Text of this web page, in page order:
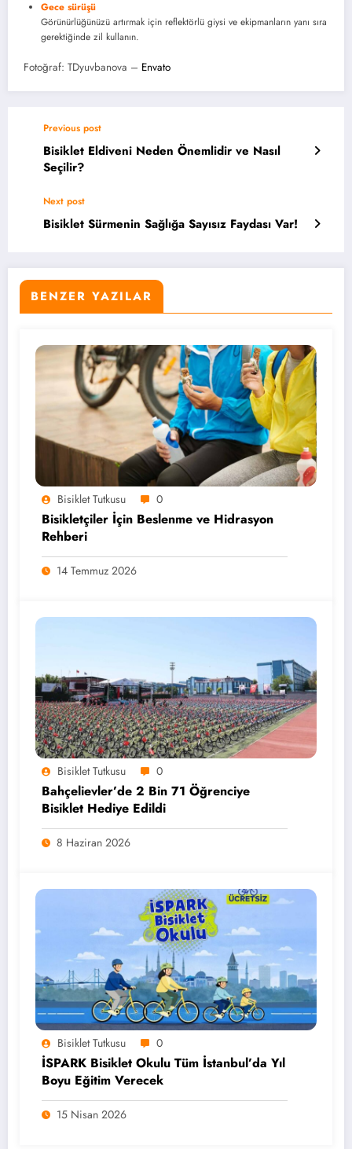
Gece sürüşü
Görünürlüğünüzü artırmak için reflektörlü giysi ve ekipmanların yanı sıra
gerektiğinde zil kullanın.
Fotoğraf: TDyuvbanova – Envato
Previous post
Bisiklet Eldiveni Neden Önemlidir ve Nasıl
Seçilir?
Next post
Bisiklet Sürmenin Sağlığa Sayısız Faydası Var!
BENZER YAZILAR
Bisiklet Tutkusu 0
Bisikletçiler İçin Beslenme ve Hidrasyon
Rehberi
14 Temmuz 2026
Bisiklet Tutkusu 0
Bahçelievler’de 2 Bin 71 Öğrenciye
Bisiklet Hediye Edildi
8 Haziran 2026
Bisiklet Tutkusu 0
İSPARK Bisiklet Okulu Tüm İstanbul’da Yıl
Boyu Eğitim Verecek
15 Nisan 2026